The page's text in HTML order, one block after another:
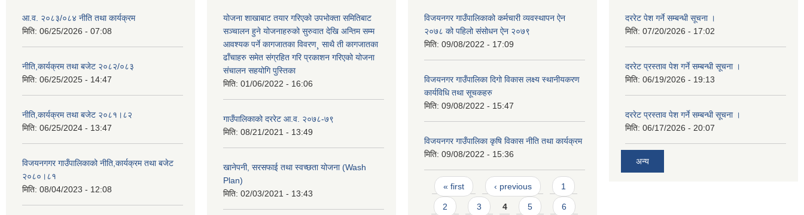
आ.व. २०८३/०८४ नीति तथा कार्यक्रम
मिति: 06/25/2026 - 07:08
नीति,कार्यक्रम तथा बजेट २०८२/०८३
मिति: 06/25/2025 - 14:47
नीति,कार्यक्रम तथा बजेट २०८१।८२
मिति: 06/25/2024 - 13:47
विजयनगगर गाउँपालिकाको नीति,कार्यक्रम तथा बजेट
२०८०।८१
मिति: 08/04/2023 - 12:08
योजना शाखाबाट तयार गरिएको उपभोक्ता समितिबाट
सञ्चालन हुने योजनाहरुको सुरुवात देखि अन्तिम सम्म
आवश्यक पर्ने कागजातका विवरण¸ साथै ती कागजातका
ढाँचाहरु समेत संग्रहित गरि प्रकाशन गरिएको योजना
संचालन सहयोगि पुस्तिका
मिति: 01/06/2022 - 16:06
गाउँपालिकाको दररेट आ.व. २०७८-७९
मिति: 08/21/2021 - 13:49
खानेपनी, सरसफाई तथा स्वच्छता योजना (Wash
Plan)
मिति: 02/03/2021 - 13:43
विजयनगर गाउँपालिकाको कर्मचारी व्यवस्थापन ऐन
२०७८ को पहिलो संसोधन ऐन २०७९
मिति: 09/08/2022 - 17:09
विजयनगर गाउँपालिका दिगो विकास लक्ष्य स्थानीयकरण
कार्यविधि तथा सूचकहरु
मिति: 09/08/2022 - 15:47
विजयनगर गाउँपालिका कृषि विकास नीति तथा कार्यक्रम
मिति: 09/08/2022 - 15:36
Pages
« first ‹ previous 1
2 3 4 5 6
दररेट पेश गर्ने सम्बन्धी सूचना ।
मिति: 07/20/2026 - 17:02
दररेट प्रस्ताव पेश गर्ने सम्बन्धी सूचना ।
मिति: 06/19/2026 - 19:13
दररेट प्रस्ताव पेश गर्ने सम्बन्धी सूचना ।
मिति: 06/17/2026 - 20:07
अन्य